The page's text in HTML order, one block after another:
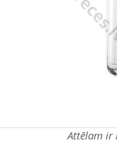
Attēlam ir